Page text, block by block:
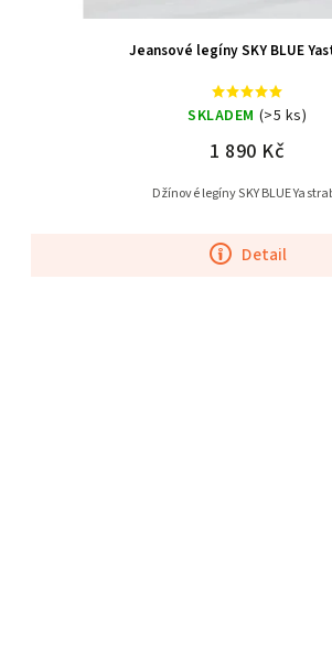
Jeansové legíny SKY BLUE
SKLADEM (>5 ks)
1 890 Kč
Detail
Džínové legíny SKY BLUE